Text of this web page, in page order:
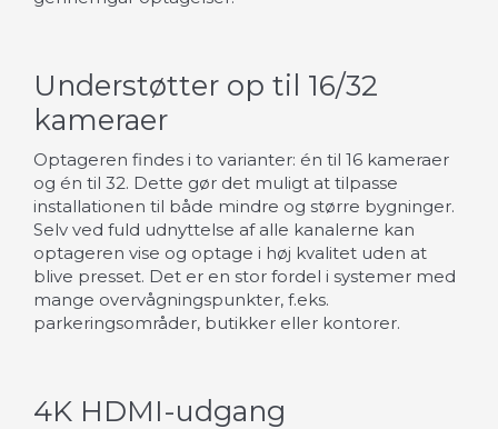
Understøtter op til 16/32
kameraer
Optageren findes i to varianter: én til 16 kameraer
og én til 32. Dette gør det muligt at tilpasse
installationen til både mindre og større bygninger.
Selv ved fuld udnyttelse af alle kanalerne kan
optageren vise og optage i høj kvalitet uden at
blive presset. Det er en stor fordel i systemer med
mange overvågningspunkter, f.eks.
parkeringsområder, butikker eller kontorer.
4K HDMI-udgang